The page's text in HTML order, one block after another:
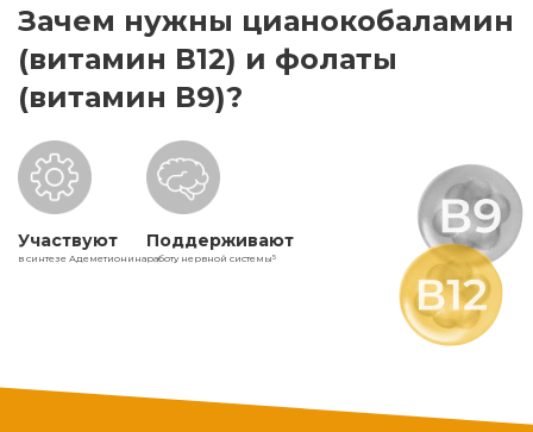
Зачем нужны цианокобаламин
(витамин В12) и фолаты
(витамин В9)?
Участвуют
в синтезе Адеметионина
Поддерживают
работу нервной системы5